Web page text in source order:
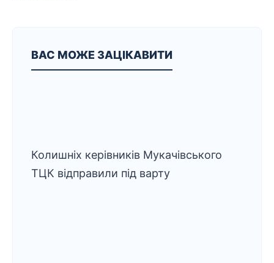
ВАС МОЖЕ ЗАЦІКАВИТИ
Колишніх керівників Мукачівського
ТЦК відправили під варту